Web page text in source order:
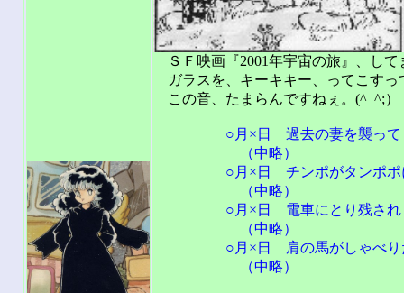
ＳＦ映画『2001年宇宙の旅』、して
ガラスを、キーキキー、ってこすっ
この音、たまらんですねぇ。(^_^;）
○月×日 過去の妻を襲って
（中略）
○月×日 チンポがタンポポ
（中略）
○月×日 電車にとり残され 思
（中略）
○月×日 肩の馬がしゃべり
（中略）